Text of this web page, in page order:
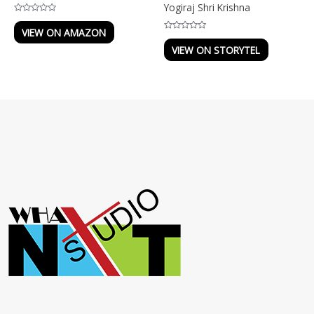
Rated
0
out
of
VIEW ON AMAZON
Yogiraj Shri Krishna
Rated
0
out
of
VIEW ON STORYTEL